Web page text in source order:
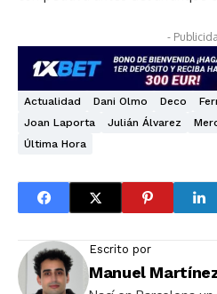
-
Actualidad Dani Olmo Deco
Joan Laporta
Julián Álvarez
Última Hora
Escrito por
Manuel